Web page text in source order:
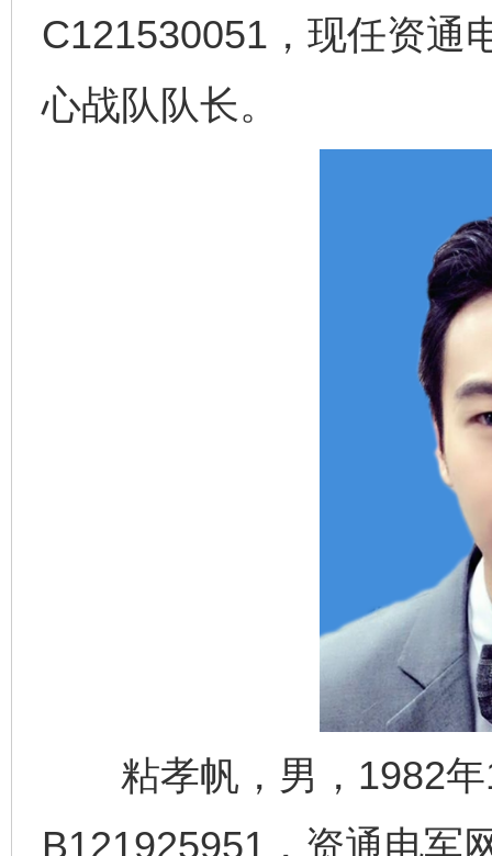
C121530051，现任资通
心战队队长。
粘孝帆，男，1982年
B121925951，资通电军